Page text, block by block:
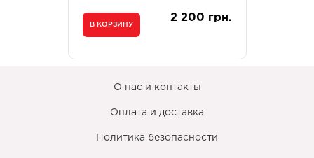
В КОРЗИНУ
2 200 грн.
О нас и контакты
Оплата и доставка
Политика безопасности